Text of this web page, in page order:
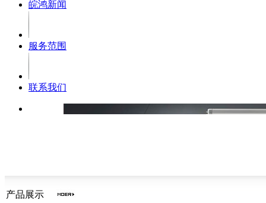
皖鸿新闻
服务范围
联系我们
产品展示